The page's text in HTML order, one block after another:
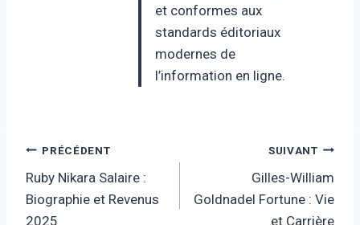
et conformes aux
standards éditoriaux
modernes de
l’information en ligne.
Navigation
de
PRÉCÉDENT
Ruby Nikara Salaire :
Biographie et Revenus
2025
SUIVANT
Gilles-William
Goldnadel Fortune : Vie
et Carrière